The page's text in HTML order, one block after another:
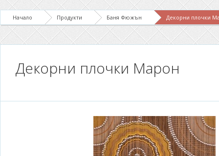
Начало Продукти Баня Фюжън Декорни плочки
Декорни плочки Марон